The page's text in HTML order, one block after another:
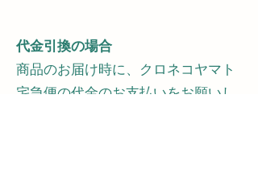
代金引換の場合
商品のお届け時に、クロネコヤマト
宅急便の代金のお支払いをお願いし